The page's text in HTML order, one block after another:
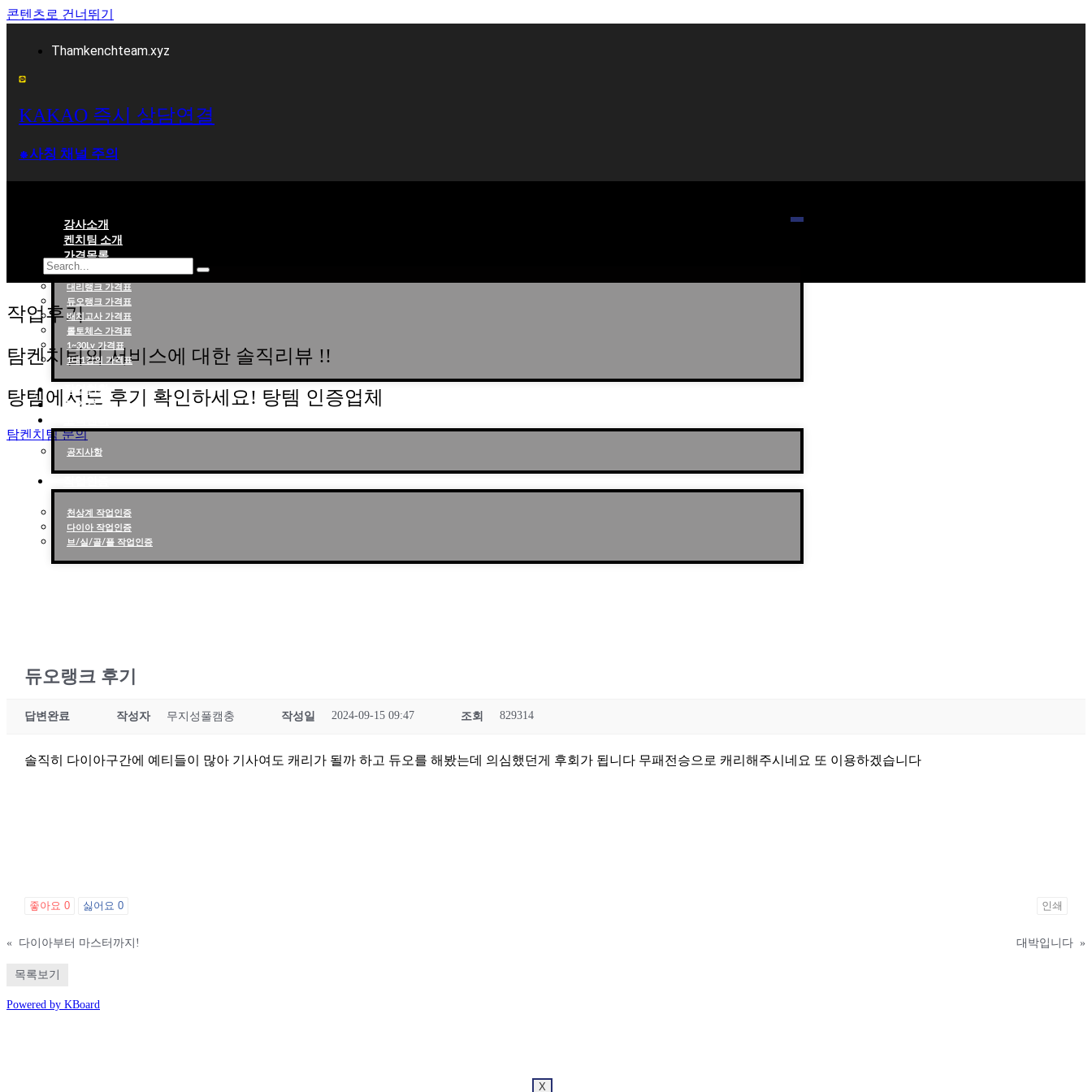
콘텐츠로 건너뛰기
Thamkenchteam.xyz
KAKAO 즉시 상담연결
⁕사칭 채널 주의
강사소개
켄치팀 소개
가격목록
대리랭크 가격표
듀오랭크 가격표
배치고사 가격표
롤토체스 가격표
1~30Lv 가격표
1대1강의 가격표
작업현황
작업후기
공지사항
천상계 작업인증
다이아 작업인증
브/실/골/플 작업인증
X
작업후기
탐켄치팀의 서비스에 대한 솔직리뷰 !!
탕템에서도 후기 확인하세요! 탕템 인증업체
탐켄치팀 문의
듀오랭크 후기
답변완료 작성자 무지성풀캠충 작성일 2024-09-15 09:47 조회 829314
솔직히 다이아구간에 예티들이 많아 기사여도 캐리가 될까 하고 듀오를 해봤는데 의심했던게 후회가 됩니다 무패전승으로 캐리해주시네요 또 이용하겠습니다
좋아요 0 싫어요 0 인쇄
« 다이아부터 마스터까지! 대박입니다 »
목록보기
Powered by KBoard